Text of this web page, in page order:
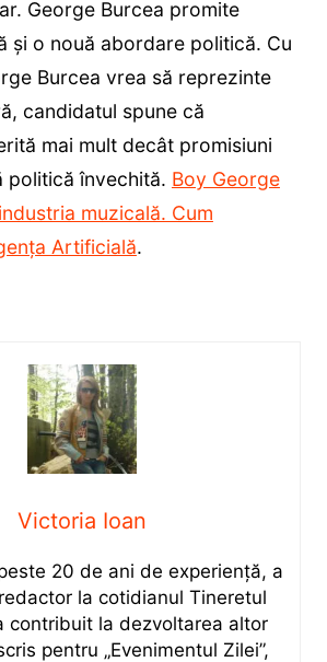
George Burcea promite
și o nouă abordare politică. Cu
Burcea vrea să reprezinte
candidatul spune că
mai mult decât promisiuni
politică învechită. Boy George
muzicală. Cum
Artificială.
Victoria Ioan
20 de ani de experiență, a
la cotidianul Tineretul
contribuit la dezvoltarea altor
pentru „Evenimentul Zilei”,